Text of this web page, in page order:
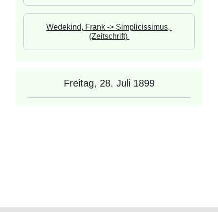
Wedekind, Frank -> Simplicissimus,
(Zeitschrift)
Freitag, 28. Juli 1899